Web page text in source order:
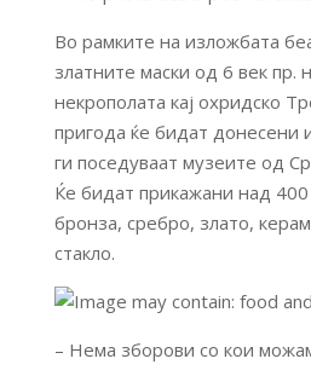
Во рамките на изложбата
златните маски од 6 век пр.
некрополата кај охридско
пригода ќе бидат донесени
ги поседуваат музеите од
Ќе бидат прикажани над
бронза, сребро, злато,
стакло.
– Нема зборови со кои